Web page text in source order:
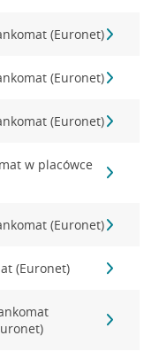
(Euronet)
(Euronet)
(Euronet)
w placówce
(Euronet)
(Euronet)